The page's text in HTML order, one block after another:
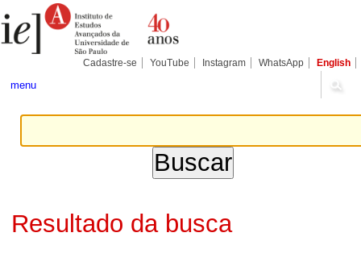
para
conteúdo.
Pessoais
Cadastre-se YouTube Instagram WhatsApp English
menu
Resultado da busca